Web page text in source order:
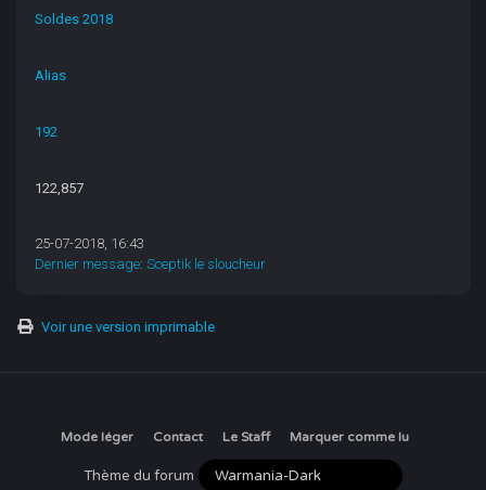
Soldes 2018
Alias
192
122,857
25-07-2018, 16:43
Dernier message:Sceptik le sloucheur
Voir une version imprimable
Mode léger Contact Le Staff Marquer comme lu
Thème du forum